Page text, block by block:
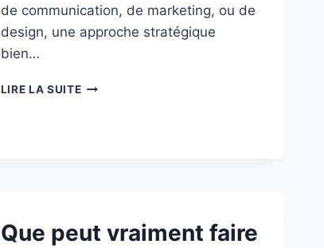
de communication, de marketing, ou de
design, une approche stratégique
bien…
LIRE LA SUITEFICHE
Que peut vraiment faire